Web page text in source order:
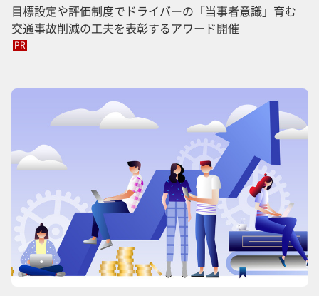
目標設定や評価制度でドライバーの「当事者意識」育む
交通事故削減の工夫を表彰するアワード開催
PR